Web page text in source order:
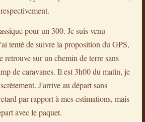
pour un 300. Je suis venu
tenté de suivre la proposition du GPS,
retrouve sur un chemin de terre sans
de caravanes. Il est 3h00 du matin, je
J'arrive au départ sans
par rapport à mes estimations, mais
avec le paquet.